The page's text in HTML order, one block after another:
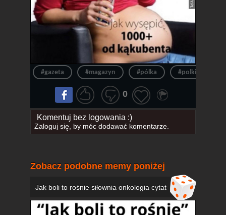
#gazeta #magazyn #pólka #polki
0
Komentuj bez logowania :)
Zaloguj się, by móc dodawać komentarze.
Zobacz podobne memy poniżej
Jak boli to rośnie siłownia onkologia cytat